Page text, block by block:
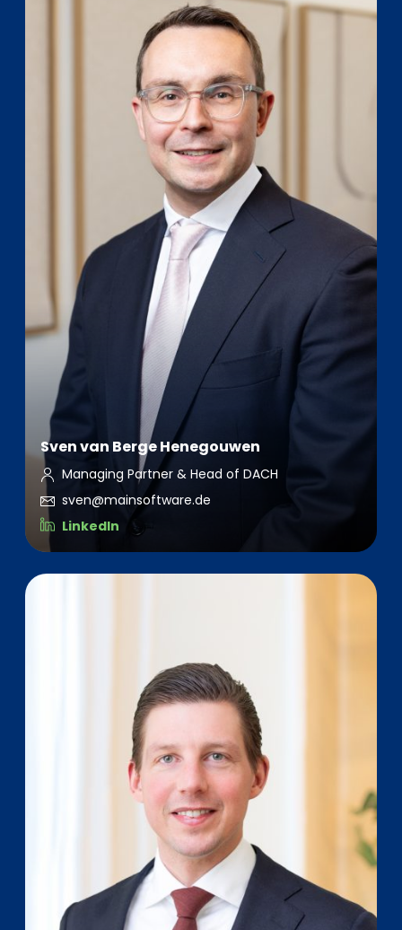
Sven van Berge Henegouwen
Managing Partner & Head of DACH
sven@mainsoftware.de
LinkedIn